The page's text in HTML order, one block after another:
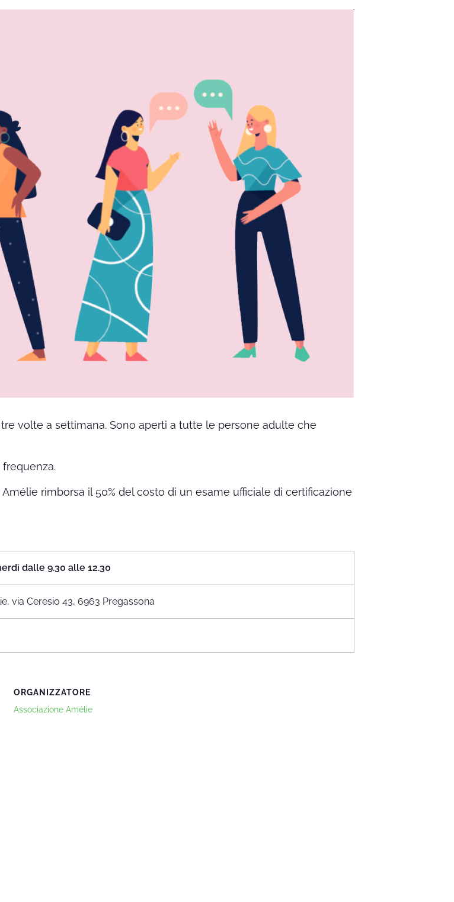
volte a settimana. Sono aperti a tutte le persone adulte che
rimborsa il 50% del costo di un esame ufficiale di certificazione
dalle 9.30 alle 12.30
via Ceresio 43, 6963 Pregassona
ORGANIZZATORE
Associazione Amélie